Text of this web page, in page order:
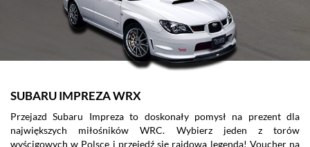
SUBARU IMPREZA WRX
Przejazd Subaru Impreza to doskonały pomysł na prezent dla
największych miłośników WRC. Wybierz jeden z torów
wyścigowych w Polsce i przejedź się rajdową legendą! Voucher na